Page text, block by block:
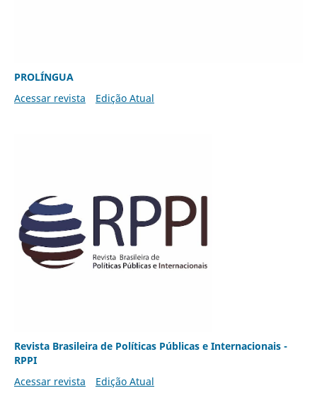
PROLÍNGUA
Acessar revista
Edição Atual
Revista Brasileira de Políticas Públicas e Internacionais -
RPPI
Acessar revista
Edição Atual